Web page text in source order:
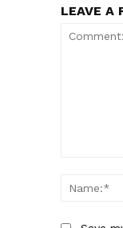
LEAVE A